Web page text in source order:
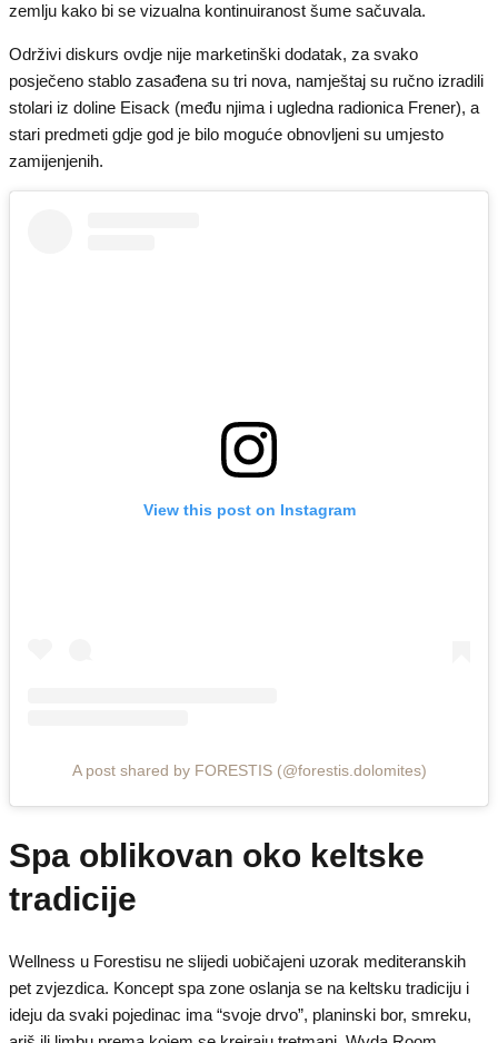
zemlju kako bi se vizualna kontinuiranost šume sačuvala.
Održivi diskurs ovdje nije marketinški dodatak, za svako
posječeno stablo zasađena su tri nova, namještaj su ručno izradili
stolari iz doline Eisack (među njima i ugledna radionica Frener), a
stari predmeti gdje god je bilo moguće obnovljeni su umjesto
zamijenjenih.
View this post on Instagram
A post shared by FORESTIS (@forestis.dolomites)
Spa oblikovan oko keltske
tradicije
Wellness u Forestisu ne slijedi uobičajeni uzorak mediteranskih
pet zvjezdica. Koncept spa zone oslanja se na keltsku tradiciju i
ideju da svaki pojedinac ima “svoje drvo”, planinski bor, smreku,